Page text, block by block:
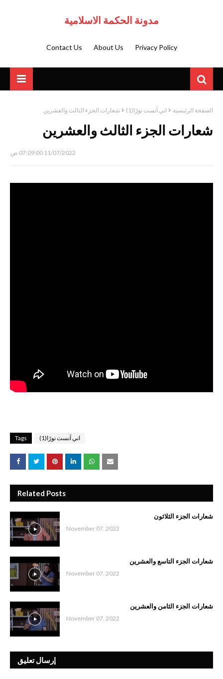
مدونة الحكمة الاسلامية
Privacy Policy
About Us
Contact Us
الصفحة الرئيسية اني آنست نورًا(1) شعارات الجزء الثالث والعشرين
شعارات الجزء الثالث والعشرين
11/07/2022 07:09:00 ص
Tags اني آنست نورًا(1)
Related Posts
شعارات الجزء الثلاثون
November 07, 2022
شعارات الجزء التاسع والعشرين
November 07, 2022
شعارات الجزء الثامن والعشرين
November 07, 2022
إرسال تعليق